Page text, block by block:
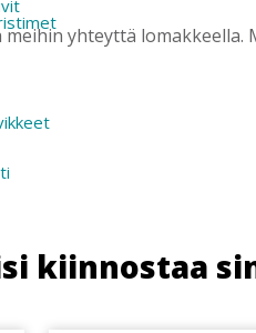
meihin yhteyttä
kiinnostaa